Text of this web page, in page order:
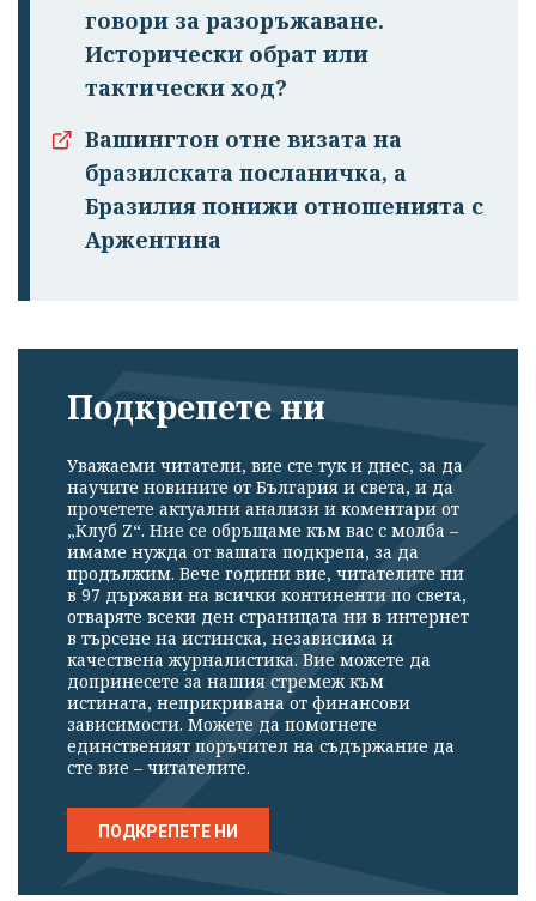
говори за разоръжаване.
Исторически обрат или
тактически ход?
Вашингтон отне визата на
бразилската посланичка, а
Бразилия понижи отношенията с
Аржентина
Подкрепете ни
Уважаеми читатели, вие сте тук и днес, за да
научите новините от България и света, и да
прочетете актуални анализи и коментари от
„Клуб Z“. Ние се обръщаме към вас с молба –
имаме нужда от вашата подкрепа, за да
продължим. Вече години вие, читателите ни
в 97 държави на всички континенти по света,
отваряте всеки ден страницата ни в интернет
в търсене на истинска, независима и
качествена журналистика. Вие можете да
допринесете за нашия стремеж към
истината, неприкривана от финансови
зависимости. Можете да помогнете
единственият поръчител на съдържание да
сте вие – читателите.
ПОДКРЕПЕТЕ НИ